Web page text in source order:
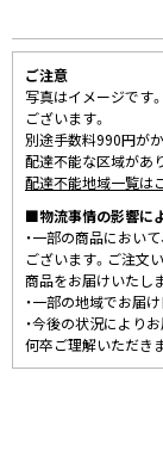
ご注意
写真はイメージです
ございます。
別途手数料990円が
配達不能な区域があ
配達不能地域一覧は
■物流事情の影響に
・一部の商品におい
ございます。ご注文
商品をお届けいたし
・一部の地域でお届
・今後の状況により
何卒ご理解いただき